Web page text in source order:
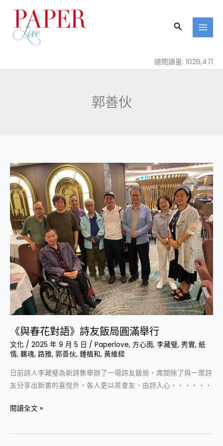
容
搜
總閱讀量: 1026,471
郭善伙
《與春花對語》詩友飯局圓滿舉行
文化 / 2025 年 9 月 5 日 / Paperlove, 方心雨, 李藏璧, 秀實, 紙
情, 羈魂, 路雅, 郭善伙, 鍾植和, 黃維樑
日前詩人李藏璧為新詩集舉辦了一場詩友飯局，席間除了與一眾詩
友分享出新書的喜悅外，各人更以茶會友、由詩入心‧‧‧‧‧‧
《與
春
花
對
語》
詩
友
飯
局
圓
滿
行
閱讀全文 »